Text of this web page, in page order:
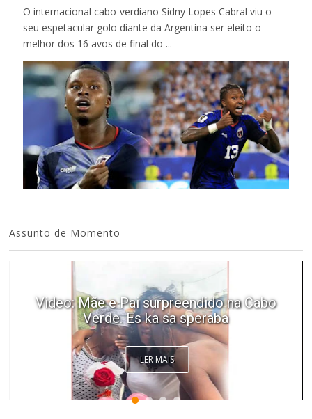
O internacional cabo-verdiano Sidny Lopes Cabral viu o
seu espetacular golo diante da Argentina ser eleito o
melhor dos 16 avos de final do ...
Assunto de Momento
Video: Tininho conquista Josslyn em
direto...
LER MAIS